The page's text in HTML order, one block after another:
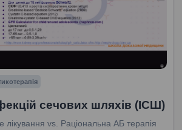
сечових шляхів (ІСШ)
лікування vs. Раціональна АБ терапія